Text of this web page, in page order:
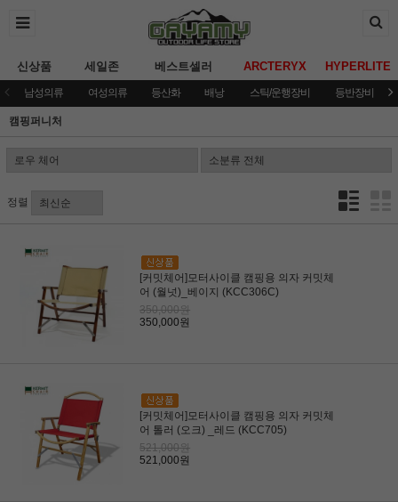
신상품 세일존 베스트셀러 ARCTERYX HYPERLITE
남성의류 여성의류 등산화 배낭 스틱/운행장비 등반장비
캠핑퍼니처
정렬
[커밋체어]모터사이클 캠핑용 의자 커밋체
어 (월넛)_베이지 (KCC306C)
350,000원
350,000원
[커밋체어]모터사이클 캠핑용 의자 커밋체
어 톨러 (오크) _레드 (KCC705)
521,000원
521,000원